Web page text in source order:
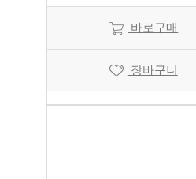
바로구매
장바구니